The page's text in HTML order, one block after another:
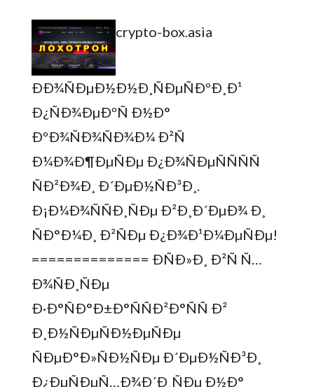
crypto-box.asia
ÐÐ¾ÑÐµÐ½Ð½Ð¸ÑÐµÑÐºÐ¸Ð¹
Ð¿ÑÐ¾ÐµÐºÑ Ð½Ð°
ÐºÐ¾ÑÐ¾ÑÐ¾Ð¼ Ð²Ñ
Ð¼Ð¾Ð¶ÐµÑÐµ Ð¿Ð¾ÑÐµÑÑÑÑ
ÑÐ²Ð¾Ð¸ Ð´ÐµÐ½ÑÐ³Ð¸.
Ð¡Ð¼Ð¾ÑÑÐ¸ÑÐµ Ð²Ð¸Ð´ÐµÐ¾ Ð¸
ÑÐ°Ð¼Ð¸ Ð²ÑÐµ Ð¿Ð¾Ð¹Ð¼ÐµÑÐµ!
============== ÐÑÐ»Ð¸ Ð²Ñ Ñ…
Ð¾ÑÐ¸ÑÐµ
Ð·Ð°ÑÐ°Ð±Ð°ÑÑÐ²Ð°ÑÑ Ð²
Ð¸Ð½ÑÐµÑÐ½ÐµÑÐµ
ÑÐµÐ°Ð»ÑÐ½ÑÐµ Ð´ÐµÐ½ÑÐ³Ð¸
Ð¿ÐµÑÐµÑ…Ð¾Ð´Ð¸ÑÐµ Ð½Ð°